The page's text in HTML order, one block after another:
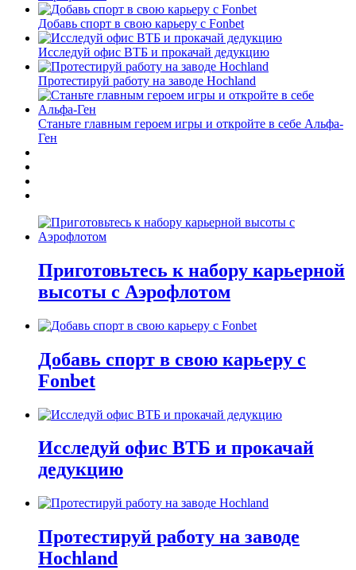
Добавь спорт в свою карьеру с Fonbet
Исследуй офис ВТБ и прокачай дедукцию
Протестируй работу на заводе Hochland
Станьте главным героем игры и откройте в себе Альфа-
Ген
Приготовьтесь к набору карьерной
высоты с Аэрофлотом
Добавь спорт в свою карьеру с
Fonbet
Исследуй офис ВТБ и прокачай
дедукцию
Протестируй работу на заводе
Hochland